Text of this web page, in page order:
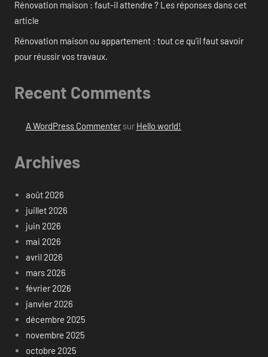
Rénovation maison : faut-il attendre ? Les réponses dans cet
article
Rénovation maison ou appartement : tout ce qu’il faut savoir
pour réussir vos travaux.
Recent Comments
A WordPress Commentersur Hello world!
Archives
août 2026
juillet 2026
juin 2026
mai 2026
avril 2026
mars 2026
février 2026
janvier 2026
décembre 2025
novembre 2025
octobre 2025